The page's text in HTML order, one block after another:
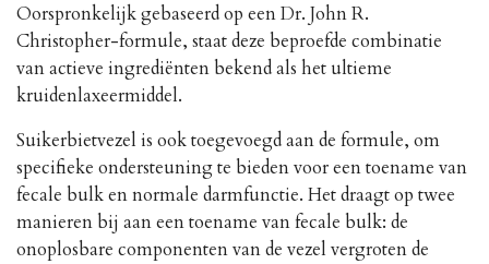
Oorspronkelijk gebaseerd op een Dr. John R.
Christopher-formule, staat deze beproefde combinatie
van actieve ingrediënten bekend als het ultieme
kruidenlaxeermiddel.
Suikerbietvezel is ook toegevoegd aan de formule, om
specifieke ondersteuning te bieden voor een toename van
fecale bulk en normale darmfunctie. Het draagt ​​op twee
manieren bij aan een toename van fecale bulk: de
onoplosbare componenten van de vezel vergroten de